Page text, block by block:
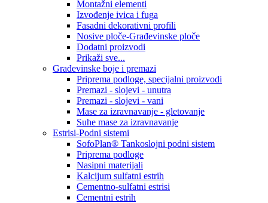
Montažni elementi
Izvođenje ivica i fuga
Fasadni dekorativni profili
Nosive ploče-Građevinske ploče
Dodatni proizvodi
Prikaži sve...
Građevinske boje i premazi
Priprema podloge, specijalni proizvodi
Premazi - slojevi - unutra
Premazi - slojevi - vani
Mase za izravnavanje - gletovanje
Suhe mase za izravnavanje
Estrisi-Podni sistemi
SofoPlan® Tankoslojni podni sistem
Priprema podloge
Nasipni materijali
Kalcijum sulfatni estrih
Cementno-sulfatni estrisi
Cementni estrih